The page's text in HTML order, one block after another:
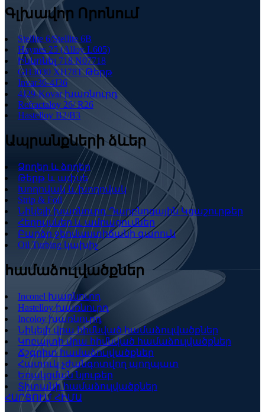
Գլխավոր Որոնում
Stellite 6/Stellite 6B
Haynes 25 (Alloy L605)
Ինկոնել 718 N07718
GH3030 XH78T Թերթ
Invar36-4J36
4J29-Kovar խառնուրդ
Refractaloy 26/ R26
Hastelloy B2/B3
Ապրանքների ձևեր
Ձողեր և ձողեր
Թերթ և ափսե
Խողովակ և խողովակ
Strip & Foil
Նիկելի խառնուրդ Դարբնոցային Կցաշուրթեր
Հեղույսներ և ամրացումներ
Բարձր ջերմաստիճանի գարուն
Oil Turbing կախիչ
համաձուլվածքներ
Inconel խառնուրդ
Hastelloy խառնուրդ
Incoloy խառնուրդ
Նիկելի վրա հիմնված համաձուլվածքներ
Կոբալտի վրա հիմնված համաձուլվածքներ
Ճշգրիտ համաձուլվածքներ
Հատուկ չժանգոտվող պողպատ
Եռակցման նյութեր
Տիտանի համաձուլվածքներ
ՀԱՐՑՈՒՄ ՀԻՄԱ